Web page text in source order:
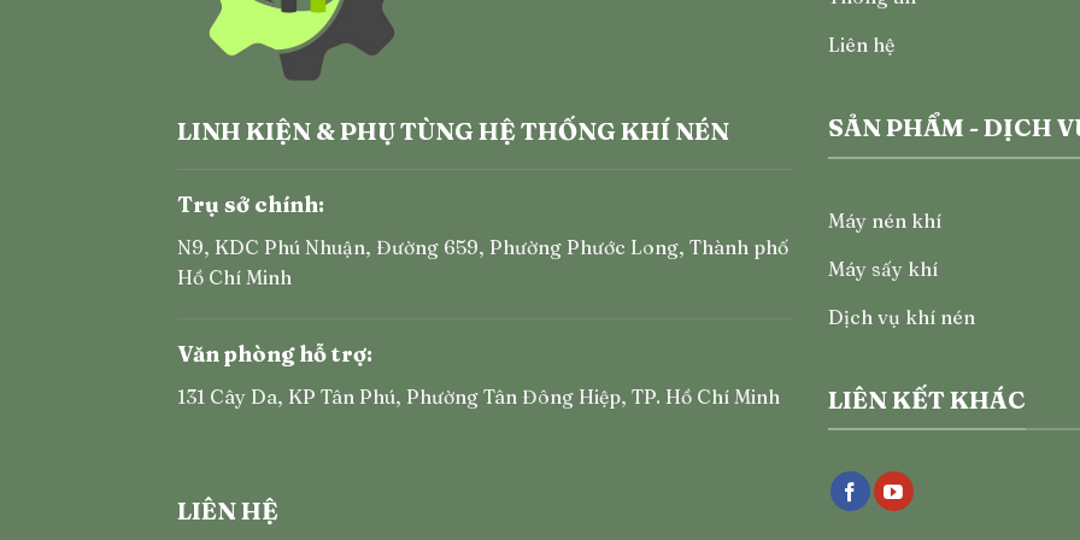
LINH KIỆN & PHỤ TÙNG HỆ THỐNG KHÍ NÉN
Trụ sở chính:
N9, KDC Phú Nhuận, Đường 659, Phường Phước Long, Thành phố
Hồ Chí Minh
Văn phòng hỗ trợ:
131 Cây Da, KP Tân Phú, Phường Tân Đông Hiệp, TP. Hồ Chí Minh
LIÊN HỆ
Liên hệ
SẢN PHẨM - DỊCH
Máy nén khí
Máy sấy khí
Dịch vụ khí nén
LIÊN KẾT KHÁC